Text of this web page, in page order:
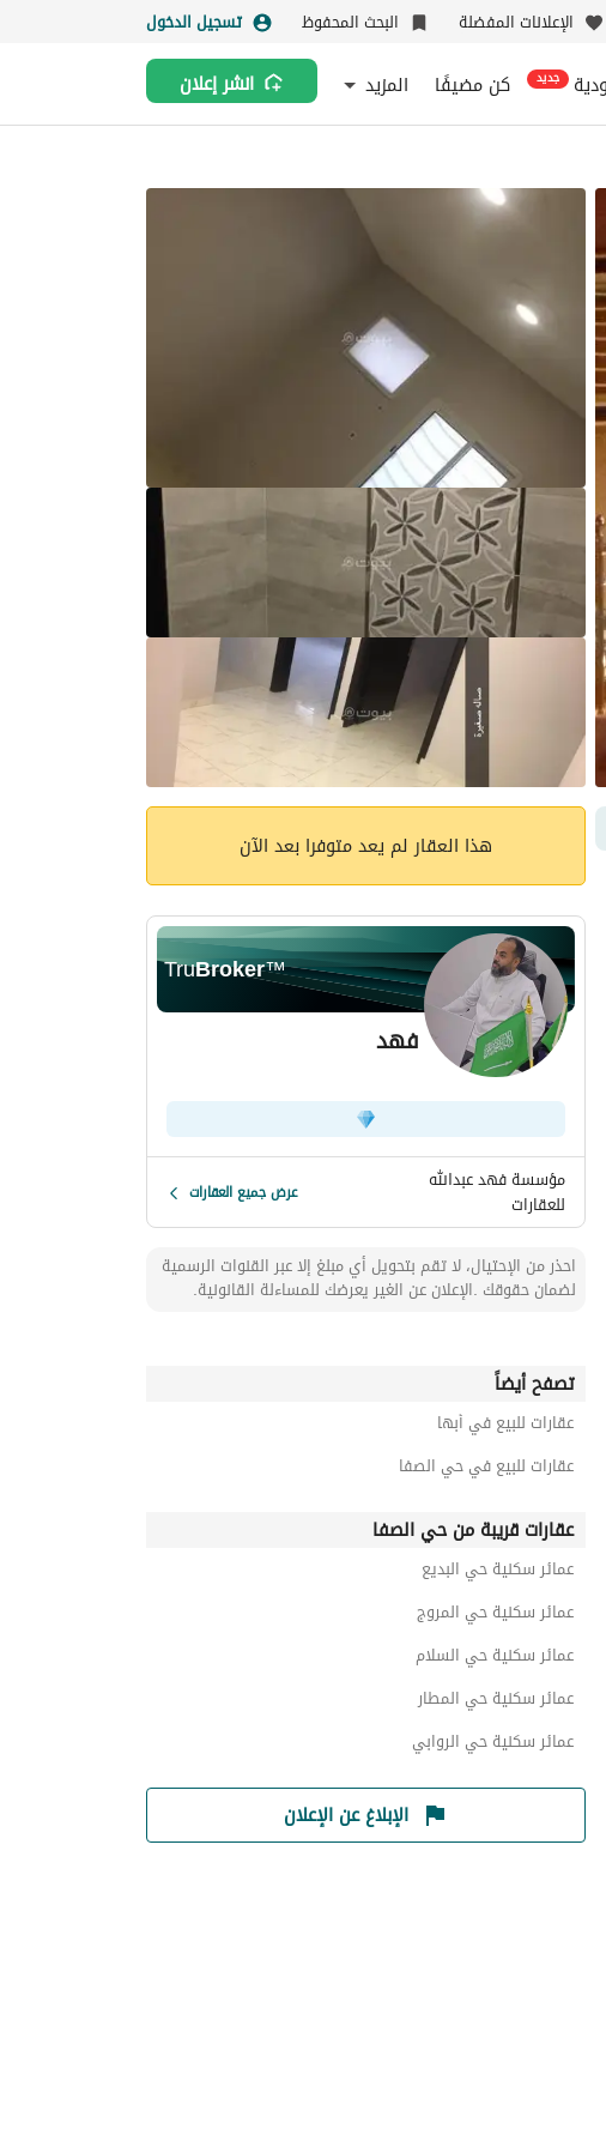
الإعلانات المفضلة البحث المحفوظ تسجيل الدخول
جديد كن مضيفًا المزيد انشر إعلان
هذا العقار لم يعد متوفرا بعد الآن
TruBroker™
فهد
مؤسسة فهد عبدالله
للعقارات عرض جميع العقارات
احذر من الإحتيال، لا تقم بتحويل أي مبلغ إلا عبر القنوات الرسمية
لضمان حقوقك .الإعلان عن الغير يعرضك للمساءلة القانونية.
تصفح أيضاً
عقارات للبيع في أبها
عقارات للبيع في حي الصفا
عقارات قريبة من حي الصفا
عمائر سكنية حي البديع
عمائر سكنية حي المروج
عمائر سكنية حي السلام
عمائر سكنية حي المطار
عمائر سكنية حي الروابي
الإبلاغ عن الإعلان